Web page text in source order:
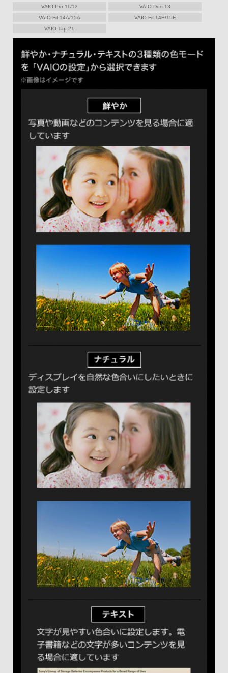
VAIO Pro 11/13
VAIO Duo 13
VAIO Fit 14A/15A
VAIO Fit 14E/15E
VAIO Tap 21